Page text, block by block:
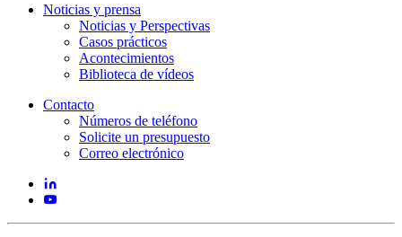
Noticias y prensa
Noticias y Perspectivas
Casos prácticos
Acontecimientos
Biblioteca de vídeos
Contacto
Números de teléfono
Solicite un presupuesto
Correo electrónico